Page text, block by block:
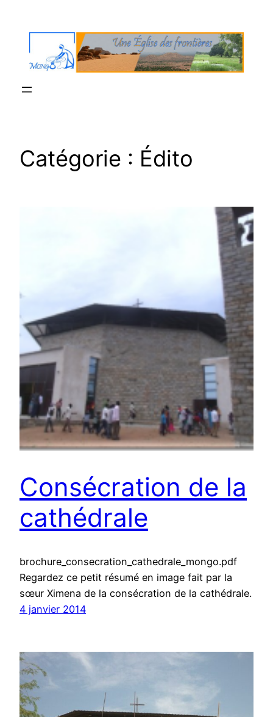
Catégorie : Édito
Consécration de la
cathédrale
brochure_consecration_cathedrale_mongo.pdf
Regardez ce petit résumé en image fait par la
sœur Ximena de la consécration de la cathédrale.
4 janvier 2014